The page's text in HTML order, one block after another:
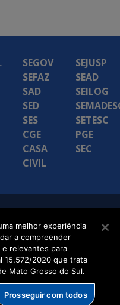
SEGOV
SEFAZ
SAD
SED
SES
CGE
CASA
CIVIL
SEJUSP
SEAD
SEILOG
SETESC
PGE
SEC
melhor experiência
a compreender
relevantes para
15.572/2020 que trata
Mato Grosso do Sul.
Prosseguir com todos